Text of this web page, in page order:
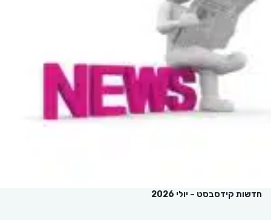
חדשות קידסבסט – יולי 2026